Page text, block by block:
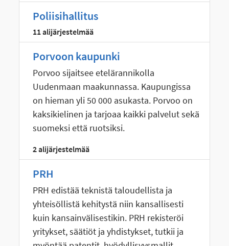
Poliisihallitus
11 alijärjestelmää
Porvoon kaupunki
Porvoo sijaitsee etelärannikolla
Uudenmaan maakunnassa. Kaupungissa
on hieman yli 50 000 asukasta. Porvoo on
kaksikielinen ja tarjoaa kaikki palvelut sekä
suomeksi että ruotsiksi.
2 alijärjestelmää
PRH
PRH edistää teknistä taloudellista ja
yhteisöllistä kehitystä niin kansallisesti
kuin kansainvälisestikin. PRH rekisteröi
yritykset, säätiöt ja yhdistykset, tutkii ja